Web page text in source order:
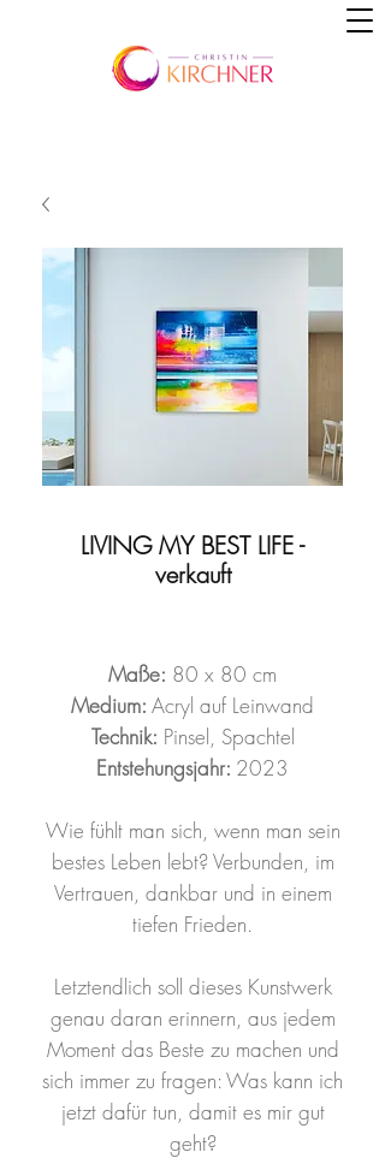
LIVING MY BEST LIFE -
verkauft
Maße: 80 x 80 cm
Medium: Acryl auf Leinwand
Technik: Pinsel, Spachtel
Entstehungsjahr: 2023
Wie fühlt man sich, wenn man sein
bestes Leben lebt? Verbunden, im
Vertrauen, dankbar und in einem
tiefen Frieden.
Letztendlich soll dieses Kunstwerk
genau daran erinnern, aus jedem
Moment das Beste zu machen und
sich immer zu fragen: Was kann ich
jetzt dafür tun, damit es mir gut
geht?